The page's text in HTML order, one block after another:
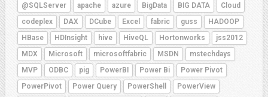
@SQLServer apache azure BigData BIG DATA
Cloud
codeplex
DAX DCube Excel fabric guss
HADOOP
HBase
HDInsight hive HiveQL Hortonworks
jss2012
MDX
Microsoft microsoftfabric MSDN
mstechdays
MVP
ODBC pig PowerBI Power Bi
Power Pivot
PowerPivot
Power Query PowerShell PowerView